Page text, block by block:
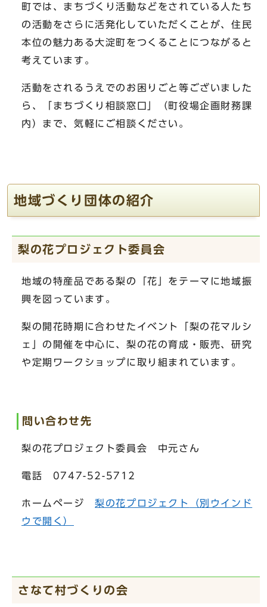
町では、まちづくり活動などをされている人たち
の活動をさらに活発化していただくことが、住民
本位の魅力ある大淀町をつくることにつながると
考えています。
活動をされるうえでのお困りごと等ございました
ら、「まちづくり相談窓口」（町役場企画財務課
内）まで、気軽にご相談ください。
地域づくり団体の紹介
梨の花プロジェクト委員会
地域の特産品である梨の「花」をテーマに地域振
興を図っています。
梨の開花時期に合わせたイベント「梨の花マルシ
ェ」の開催を中心に、梨の花の育成・販売、研究
や定期ワークショップに取り組まれています。
問い合わせ先
梨の花プロジェクト委員会 中元さん
電話 0747-52-5712
ホームページ梨の花プロジェクト
（別ウインド
ウで開く）
さなて村づくりの会